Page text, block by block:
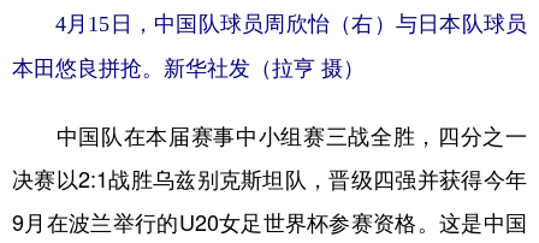
4月15日，中国队球员周欣怡（右）与日本队球员
本田悠良拼抢。新华社发（拉亨 摄）
中国队在本届赛事中小组赛三战全胜，四分之一
决赛以2:1战胜乌兹别克斯坦队，晋级四强并获得今年
9月在波兰举行的U20女足世界杯参赛资格。这是中国